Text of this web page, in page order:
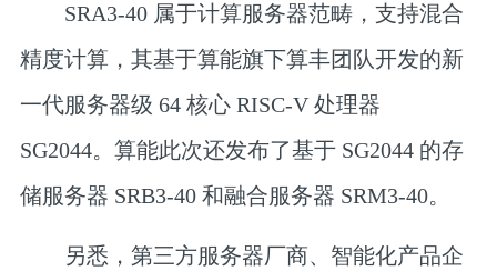
SRA3-40 属于计算服务器范畴，支持混合
精度计算，其基于算能旗下算丰团队开发的新
一代服务器级 64 核心 RISC-V 处理器
SG2044。算能此次还发布了基于 SG2044 的存
储服务器 SRB3-40 和融合服务器 SRM3-40。
另悉，第三方服务器厂商、智能化产品企